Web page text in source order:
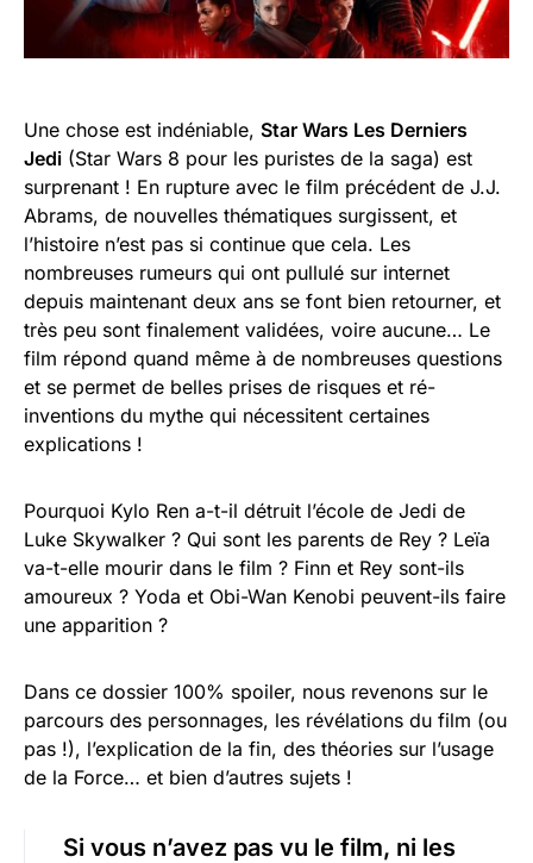
Une chose est indéniable, Star Wars Les Derniers
Jedi (Star Wars 8 pour les puristes de la saga) est
surprenant ! En rupture avec le film précédent de J.J.
Abrams, de nouvelles thématiques surgissent, et
l’histoire n’est pas si continue que cela. Les
nombreuses rumeurs qui ont pullulé sur internet
depuis maintenant deux ans se font bien retourner, et
très peu sont finalement validées, voire aucune… Le
film répond quand même à de nombreuses questions
et se permet de belles prises de risques et ré-
inventions du mythe qui nécessitent certaines
explications !
Pourquoi Kylo Ren a-t-il détruit l’école de Jedi de
Luke Skywalker ? Qui sont les parents de Rey ? Leïa
va-t-elle mourir dans le film ? Finn et Rey sont-ils
amoureux ? Yoda et Obi-Wan Kenobi peuvent-ils faire
une apparition ?
Dans ce dossier 100% spoiler, nous revenons sur le
parcours des personnages, les révélations du film (ou
pas !), l’explication de la fin, des théories sur l’usage
de la Force… et bien d’autres sujets !
Si vous n’avez pas vu le film, ni les